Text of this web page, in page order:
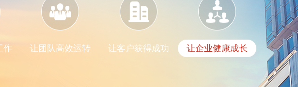
作 让团队高效运转 让客户获得成功 让企业健康成长